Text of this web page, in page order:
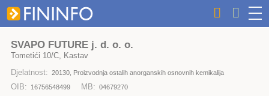
SVAPO FUTURE j. d. o. o.
Tometići 10/C, Kastav
Djelatnost: 20130, Proizvodnja ostalih anorganskih osnovnih kemikalija
OIB: 16756548499 MB: 04679270